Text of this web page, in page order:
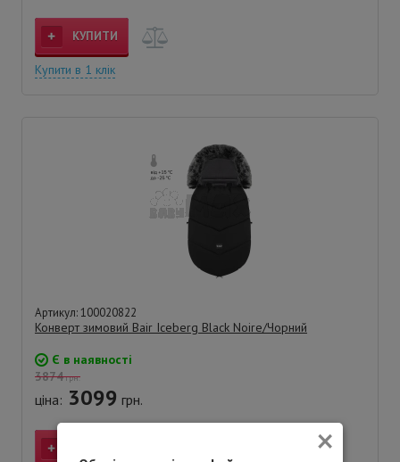
КУПИТИ
Купити в 1 клік
Артикул: 100020822
Конверт зимовий Bair Iceberg Black Noire/Чорний
Є в наявності
3874грн.
ціна: 3099 грн.
×